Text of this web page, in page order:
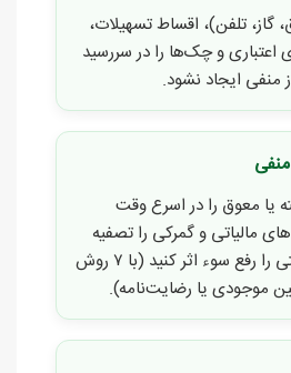
گاز، تلفن)، اقساط تسهیلات،
و چک‌ها را در سررسید
منفی ایجاد نشود.
یا معوق را در اسرع وقت
مالیاتی و گمرکی را تصفیه
کنید؛ چک‌های برگشتی را رفع سوء اثر کنید (با ۷ روش